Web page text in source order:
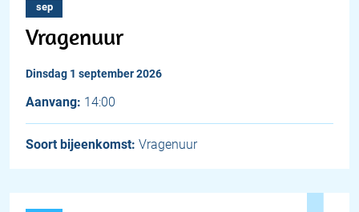
sep
Vragenuur
dinsdag 1 september 2026
Aanvang: 14:00
Soort bijeenkomst: Vragenuur